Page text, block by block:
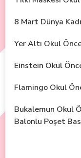
8 Mart Dünya
Yer Altı Okul
Einstein Okul
Flamingo Okul
Bukalemun Okul
Balonlu Poşet